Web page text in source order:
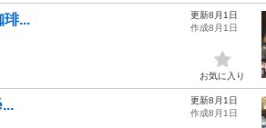
琲...
更新8月1日
作成8月1日
お気に入り
更新8月1日
作成8月1日